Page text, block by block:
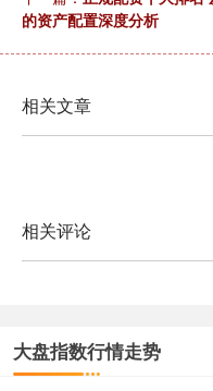
的资产配置深度分析
相关文章
相关评论
大盘指数行情走势